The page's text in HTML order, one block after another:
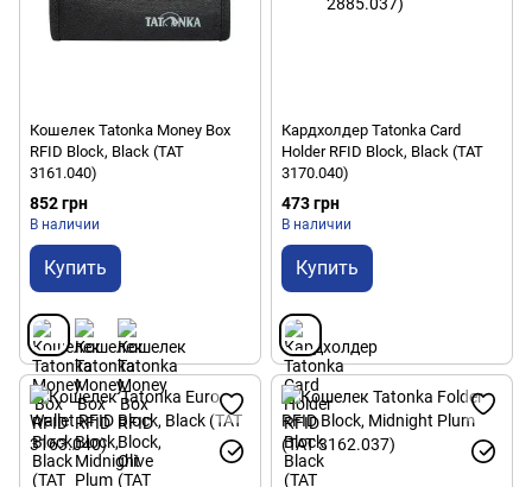
Кошелек Tatonka Money Box
RFID Block, Black (TAT
3161.040)
852 грн
В наличии
Купить
Кардхолдер Tatonka Card
Holder RFID Block, Black (TAT
3170.040)
473 грн
В наличии
Купить